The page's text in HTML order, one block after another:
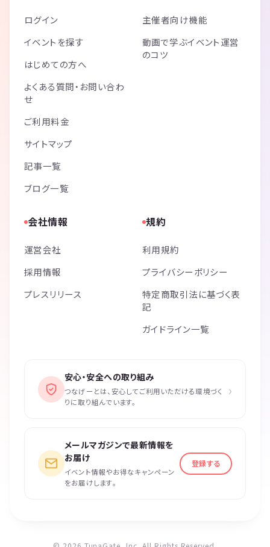
ログイン
イベントを探す
はじめての方へ
よくある質問・お問い合わ
せ
ご利用料金
サイトマップ
記事一覧
ブログ一覧
主催者向け機能
動画で学ぶイベント運営
のコツ
会社情報
運営会社
採用情報
プレスリリース
規約
利用規約
プライバシーポリシー
特定商取引法に基づく表
記
ガイドライン一覧
安心・安全への取り組み
つなげーとは、安心してご利用いただける環境づく
りに取り組んでいます。
›
メールマガジンで最新情報を
お届け
イベント情報やお得なキャンペーン
をお届けします。
登録する